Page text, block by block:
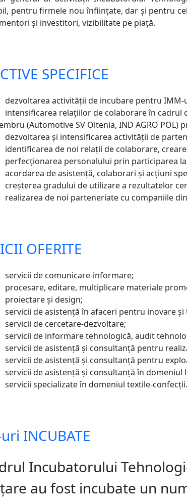
pentru firmele nou înfiinţate, dar şi pentru
şi investitori, vizibilitate pe piaţă.
SPECIFICE
dezvoltarea activităţii de incubare pentru
intensificarea relaţiilor de colaborare în cadrul
(Automotive SV Oltenia, IND AGRO POL)
dezvoltarea şi intensificarea activităţii de
identificarea de noi relaţii de colaborare,
perfecţionarea personalului prin participarea
acordarea de asistenţă, colaborari şi acţiuni
creşterea gradului de utilizare a rezultatelor
realizarea de noi parteneriate cu companiile
OFERITE
servicii de comunicare-informare;
procesare, editare, multiplicare materiale
proiectare și design;
servicii de asistență în afaceri pentru inovare
servicii de cercetare-dezvoltare;
servicii de informare tehnologică, audit
servicii de asistență și consultanță pentru
servicii de asistență și consultanță pentru
servicii de asistență și consultanță în
servicii specializate în domeniul textile-confecţii.
INCUBATE
Incubatorului
au fost incubate un